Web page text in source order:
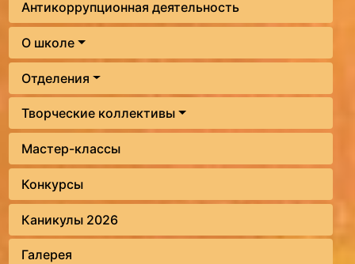
Антикоррупционная деятельность
О школе
Отделения
Творческие коллективы
Мастер-классы
Конкурсы
Каникулы 2026
Галерея